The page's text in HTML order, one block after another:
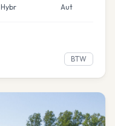
Hybr Aut
BTW